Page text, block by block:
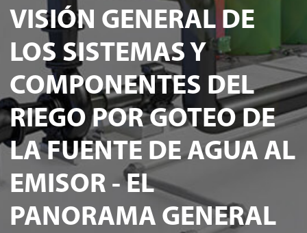
VISIÓN GENERAL DE
LOS SISTEMAS Y
COMPONENTES DEL
RIEGO POR GOTEO DE
LA FUENTE DE AGUA AL
EMISOR - EL
PANORAMA GENERAL